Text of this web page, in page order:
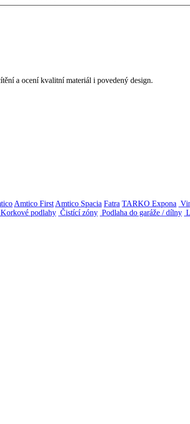
a ocení kvalitní materiál i povedený design.
Amtico First Amtico Spacia Fatra TARKO Expona
Korkové podlahy Čistící zóny Podlaha do garáže / dílny